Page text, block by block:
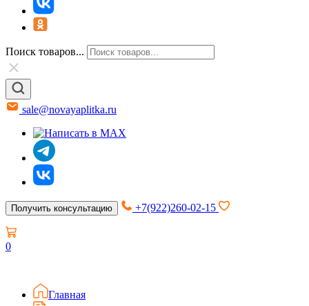
Поиск товаров...
sale@novayaplitka.ru
Получить консультацию +7(922)260-02-15
0
Главная